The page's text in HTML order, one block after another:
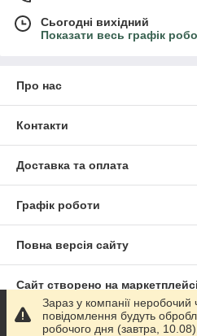
Сьогодні вихідний
Показати весь графік
Про нас
Контакти
Доставка та оплата
Графік роботи
Повна версія сайту
Сайт створено на маркетплейсі
Політика конфіденційності
Зараз у компанії
повідомлення будуть
робочого дня (завтра, 10.08).